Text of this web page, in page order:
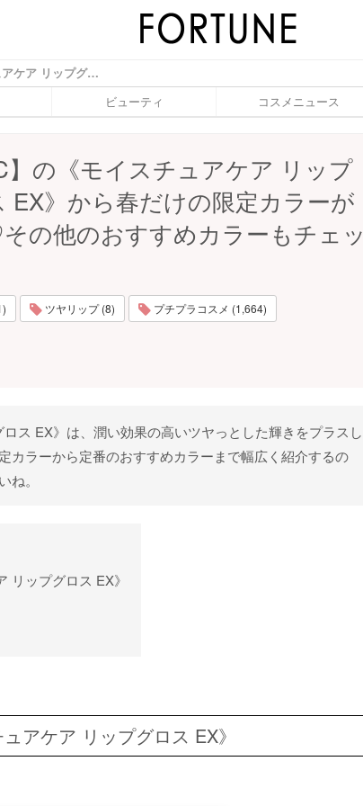
【DHC】の《モイスチュアケア リップグロス EX》から春だけの限定カラーが登場♡その他のおすすめカラーもチェック - ふぉーちゅん(FORTUNE)
ビューティ コスメニュース
】の《モイスチュアケア リップ
EX》から春だけの限定カラーが
の他のおすすめカラーもチェッ
ツヤリップ (8) プチプラコスメ (1,664)
ス EX》は、潤い効果の高いツヤっとした輝きをプラスし
カラーから定番のおすすめカラーまで幅広く紹介するの
ね。
リップグロス EX》
アケア リップグロス EX》